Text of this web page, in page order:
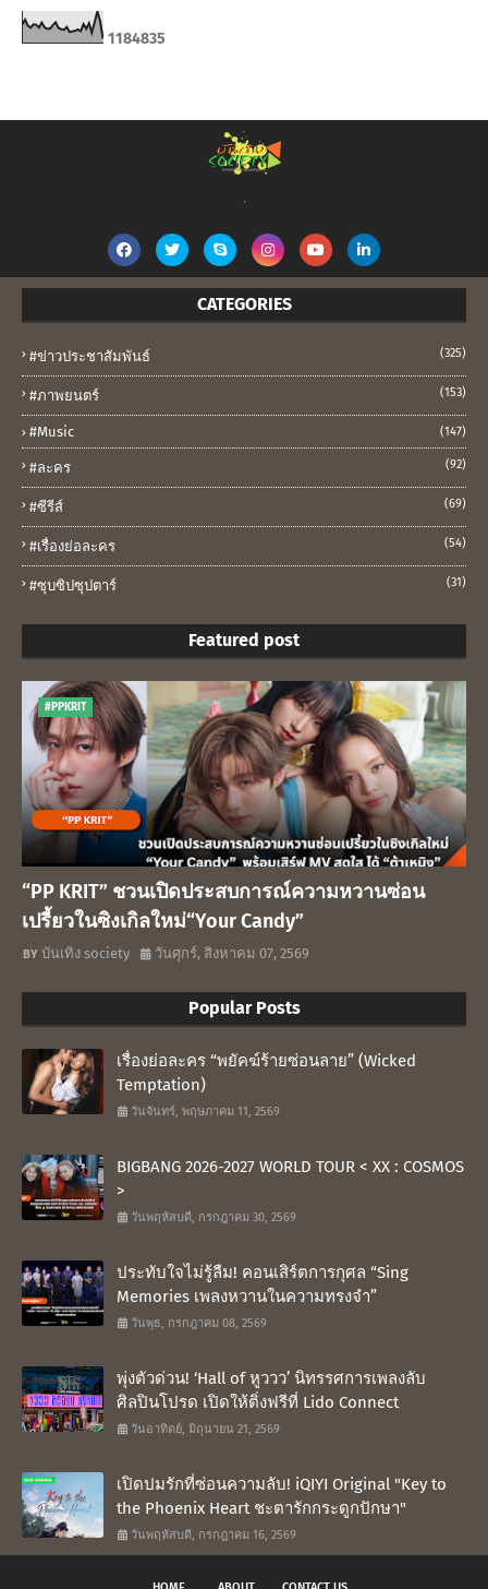
1184835
.
CATEGORIES
#ข่าวประชาสัมพันธ์ (325)
#ภาพยนตร์ (153)
#music (147)
#ละคร (92)
#ซีรีส์ (69)
#เรื่องย่อละคร (54)
#ซุบซิปซุปตาร์ (31)
Featured post
#PPKRIT
“PP KRIT” ชวนเปิดประสบการณ์ความหวานซ่อน
เปรี้ยวในซิงเกิลใหม่“Your Candy”
บันเทิง society วันศุกร์, สิงหาคม 07, 2569
Popular Posts
เรื่องย่อละคร “พยัคฆ์ร้ายซ่อนลาย” (Wicked
Temptation)
วันจันทร์, พฤษภาคม 11, 2569
BIGBANG 2026-2027 WORLD TOUR < XX : COSMOS
>
วันพฤหัสบดี, กรกฎาคม 30, 2569
ประทับใจไม่รู้ลืม! คอนเสิร์ตการกุศล “Sing
Memories เพลงหวานในความทรงจำ”
วันพุธ, กรกฎาคม 08, 2569
พุ่งตัวด่วน! ‘Hall of หูววว’ นิทรรศการเพลงลับ
ศิลปินโปรด เปิดให้ติ่งฟรีที่ Lido Connect
วันอาทิตย์, มิถุนายน 21, 2569
เปิดปมรักที่ซ่อนความลับ! iQIYI Original "Key to
the Phoenix Heart ชะตารักกระดูกปักษา"
วันพฤหัสบดี, กรกฎาคม 16, 2569